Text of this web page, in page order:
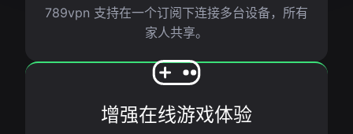
789vpn 支持在一个订阅下连接多台设备，所有
家人共享。
增强在线游戏体验